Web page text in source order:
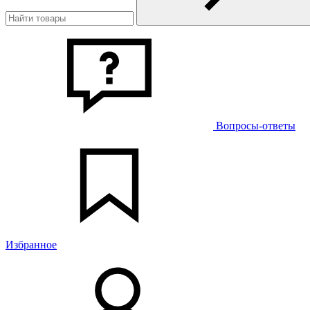
Вопросы-ответы
Избранное